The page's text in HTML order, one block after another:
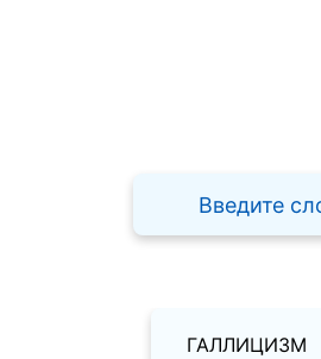
Введите
ГАЛЛИЦИЗМ